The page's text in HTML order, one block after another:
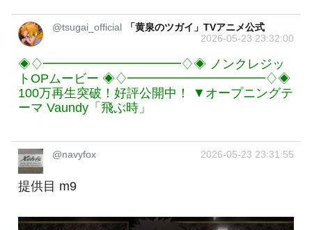
@tsugai_official
「黄泉のツガイ」TVアニメ公式
2026-05-23 23:32:00
◈♢━━━━━━━━━━━♢◈ ノンクレジッ
トOPムービー ◈♢━━━━━━━━━━━♢◈
100万再生突破！好評公開中！ ▼オープニングテ
ーマ Vaundy「飛ぶ時」
@navyfox 2026-05-23 23:31:55
提供目 m9